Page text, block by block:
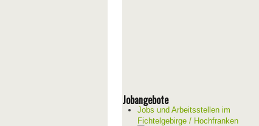
Jobangebote
Jobs und Arbeitsstellen im
Fichtelgebirge / Hochfranken